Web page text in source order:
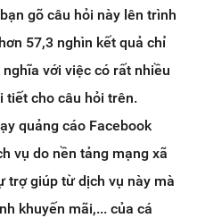
gõ câu hỏi này lên trình
57,3 nghìn kết quả chỉ
với việc có rất nhiều
tiết cho câu hỏi trên.
quảng cáo Facebook
vụ do nền tảng mạng xã
trợ giúp từ dịch vụ này mà
khuyến mãi,... của cá